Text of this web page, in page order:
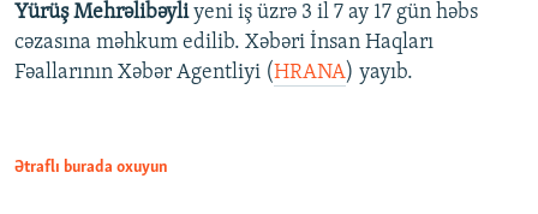
Yürüş Mehrəlibəyliyeni iş üzrə 3 il 7 ay 17 gün həbs
cəzasına məhkum edilib. Xəbəri İnsan Haqları
Fəallarının Xəbər Agentliyi (HRANA) yayıb.
Ətraflı burada oxuyun